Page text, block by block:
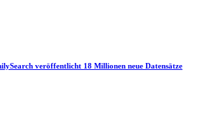
veröffentlicht 18 Millionen neue Datensätze